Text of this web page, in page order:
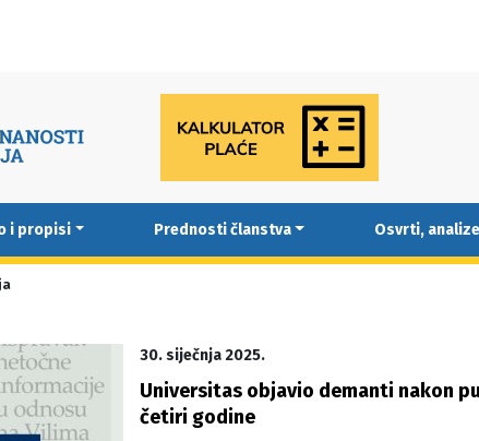
i propisi Prednosti članstva Osvrti,
30. siječnja 2025.
Universitas objavio demanti nakon
četiri godine